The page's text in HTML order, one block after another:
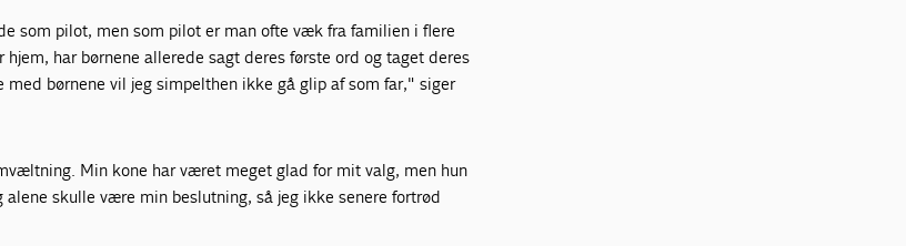
som pilot, men som pilot er man ofte væk fra familien i flere
hjem, har børnene allerede sagt deres første ord og taget deres
børnene vil jeg simpelthen ikke gå glip af som far," siger
Min kone har været meget glad for mit valg, men hun
skulle være min beslutning, så jeg ikke senere fortrød